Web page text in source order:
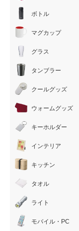
ボトル
マグカップ
グラス
タンブラー
クールグッズ
ウォームグッズ
キーホルダー
インテリア
キッチン
タオル
ライト
モバイル・PC